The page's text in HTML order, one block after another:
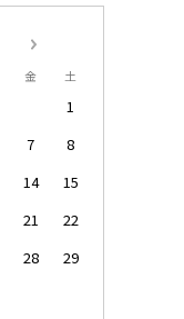
金 土
1
7
8
14
15
21
22
28
29